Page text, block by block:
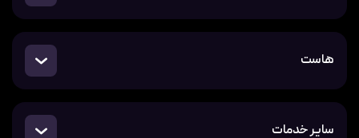
هاست
سایر خدمات